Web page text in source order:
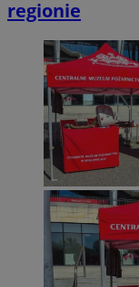
regionie